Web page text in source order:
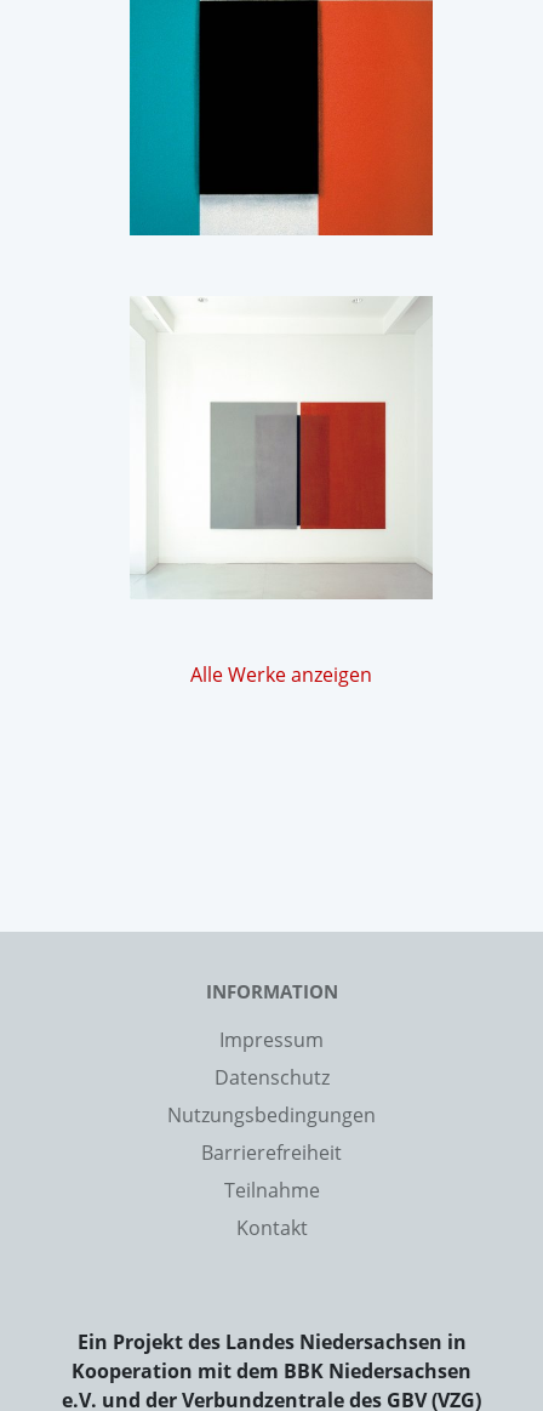
Alle Werke anzeigen
INFORMATION
Impressum
Datenschutz
Nutzungsbedingungen
Barrierefreiheit
Teilnahme
Kontakt
Ein Projekt des Landes Niedersachsen in
Kooperation mit dem BBK Niedersachsen
e.V. und der Verbundzentrale des GBV (VZG)